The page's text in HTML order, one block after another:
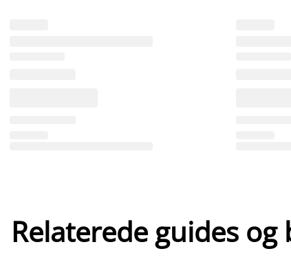
Relaterede guides og